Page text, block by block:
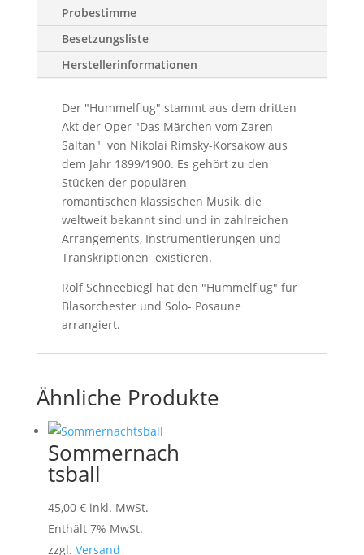
Probestimme
Besetzungsliste
Herstellerinformationen
Der "Hummelflug" stammt aus dem dritten
Akt der Oper "Das Märchen vom Zaren
Saltan" von Nikolai Rimsky-Korsakow aus
dem Jahr 1899/1900. Es gehört zu den
Stücken der populären
romantischen klassischen Musik, die
weltweit bekannt sind und in zahlreichen
Arrangements, Instrumentierungen und
Transkriptionen existieren.
Rolf Schneebiegl hat den "Hummelflug" für
Blasorchester und Solo- Posaune
arrangiert.
Ähnliche Produkte
Sommernach
tsball
45,00 € inkl. MwSt.
Enthält 7% MwSt.
zzgl. Versand